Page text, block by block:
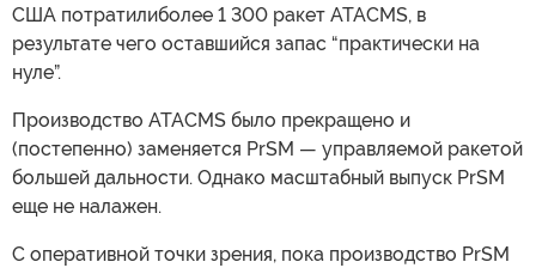
США потратилиболее 1 300 ракет ATACMS, в
результате чего оставшийся запас “практически на
нуле”.
Производство ATACMS было прекращено и
(постепенно) заменяется PrSM — управляемой ракетой
большей дальности. Однако масштабный выпуск PrSM
еще не налажен.
С оперативной точки зрения, пока производство PrSM